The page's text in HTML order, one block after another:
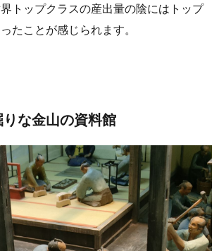
トップクラスの産出量の陰にはトップ
たことが感じられます。
な金山の資料館